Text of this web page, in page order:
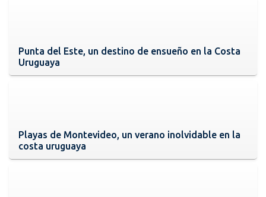
Punta del Este, un destino de ensueño en la Costa
Uruguaya
Playas de Montevideo, un verano inolvidable en la
costa uruguaya